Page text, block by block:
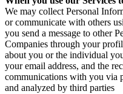
We may collect Personal
or communicate with others
you send a message to other
Companies through your
about you or the individual
your email address, and the
communications with you via
and analyzed by third parties